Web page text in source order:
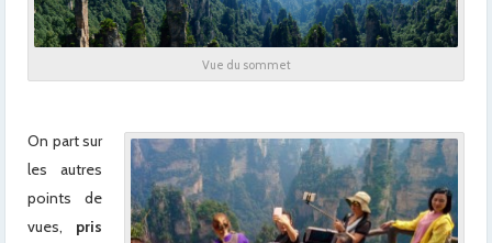
Vue du sommet
On part sur
les autres
points de
vues, pris